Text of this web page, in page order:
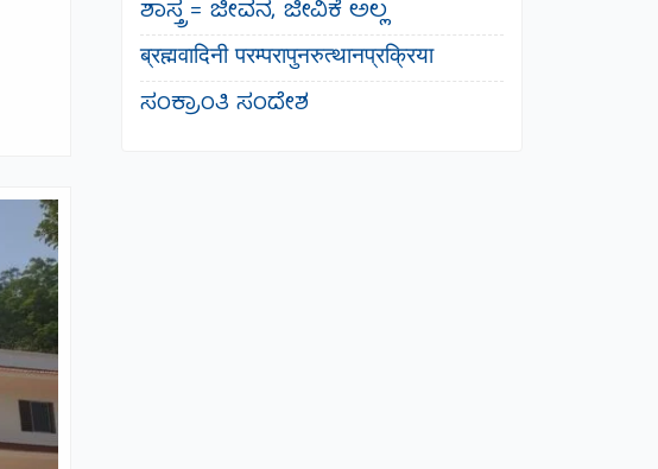
ಶಾಸ್ತ್ರ = ಜೀವನ, ಜೀವಿಕೆ ಅಲ್ಲ
ब्रह्मवादिनी परम्परापुनरुत्थानप्रक्रिया
ಸಂಕ್ರಾಂತಿ ಸಂದೇಶ